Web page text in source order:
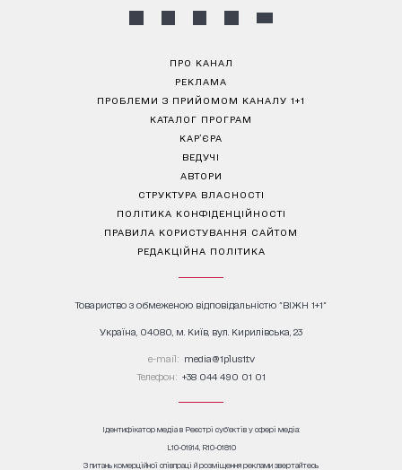
ПРО КАНАЛ
РЕКЛАМА
ПРОБЛЕМИ З ПРИЙОМОМ КАНАЛУ 1+1
КАТАЛОГ ПРОГРАМ
КАР’ЄРА
ВЕДУЧІ
АВТОРИ
СТРУКТУРА ВЛАСНОСТІ
ПОЛІТИКА КОНФІДЕНЦІЙНОСТІ
ПРАВИЛА КОРИСТУВАННЯ САЙТОМ
РЕДАКЦІЙНА ПОЛІТИКА
Товариство з обмеженою відповідальністю "ВІЖН 1+1"
Україна, 04080, м. Київ, вул. Кирилівська, 23
е-mail: media@1plus1.tv
Телефон: +38 044 490 01 01
Ідентифікатор медіа в Реєстрі суб’єктів у сфері медіа:
L10-01914, R10-01810
З питань комерційної співпраці й розміщення реклами звертайтесь